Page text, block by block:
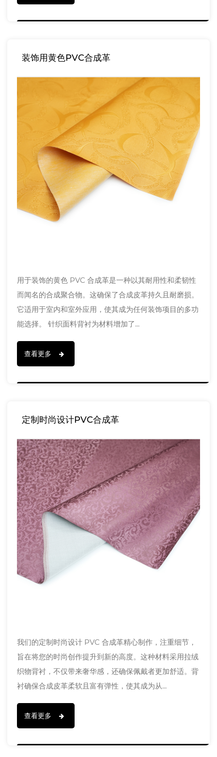
装饰用黄色PVC合成革
用于装饰的黄色 PVC 合成革是一种以其耐用性和柔韧性
而闻名的合成聚合物。这确保了合成皮革持久且耐磨损。
它适用于室内和室外应用，使其成为任何装饰项目的多功
能选择。 针织面料背衬为材料增加了...
查看更多
定制时尚设计PVC合成革
我们的定制时尚设计 PVC 合成革精心制作，注重细节，
旨在将您的时尚创作提升到新的高度。这种材料采用拉绒
织物背衬，不仅带来奢华感，还确保佩戴者更加舒适。背
衬确保合成皮革柔软且富有弹性，使其成为从...
查看更多